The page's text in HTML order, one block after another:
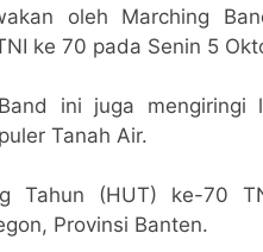
oleh Marching
ke 70 pada Senin 5
ini juga
Tanah Air.
Tahun (HUT) ke-70
Provinsi Banten.